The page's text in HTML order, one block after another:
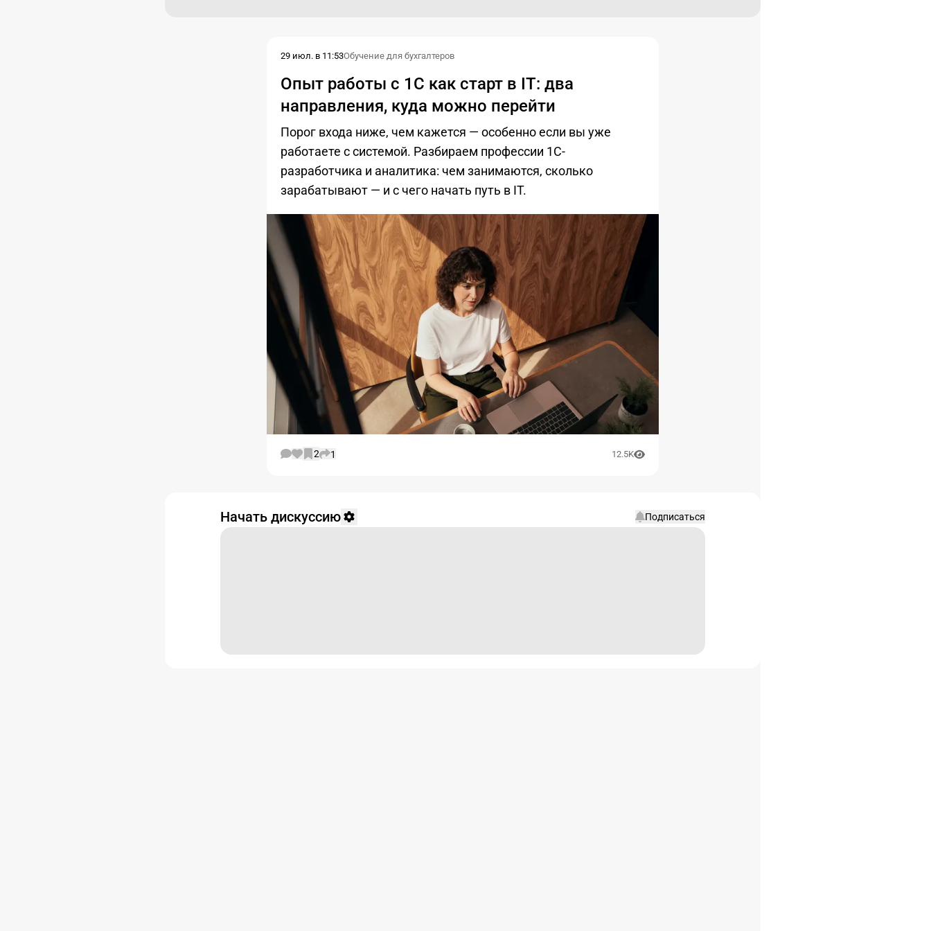
29 июл. в 11:53Обучение для бухгалтеров
Опыт работы с 1С как старт в IT: два
направления, куда можно перейти
Порог входа ниже, чем кажется — особенно если вы уже
работаете с системой. Разбираем профессии 1С-
разработчика и аналитика: чем занимаются, сколько
зарабатывают — и с чего начать путь в IT.
2 1 12.5K
Начать дискуссию Подписаться